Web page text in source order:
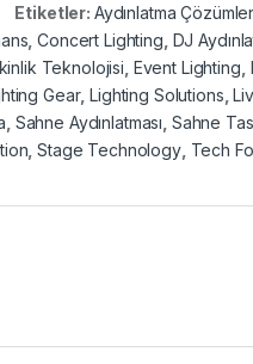
Etiketler: Aydınlatma
,Concert Lighting DJ
Teknolojisi Event Lighting
Gear,Lighting Solutions ,
Sahne Aydınlatması Sahne
,Stage Technology, Tech